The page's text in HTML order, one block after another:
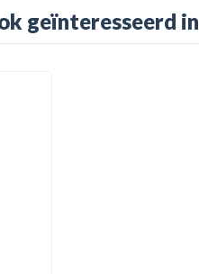
geïnteresseerd in